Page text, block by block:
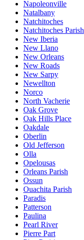
Napoleonville
Natalbany
Natchitoches
Natchitoches Parish
New Iberia
New Llano
New Orleans
New Roads
New Sarpy
Newellton
Norco
North Vacherie
Oak Grove
Oak Hills Place
Oakdale
Oberlin
Old Jefferson
Olla
Opelousas
Orleans Parish
Ossun
Ouachita Parish
Paradis
Patterson
Paulina
Pearl River
Pierre Part